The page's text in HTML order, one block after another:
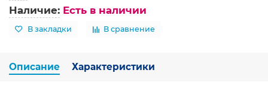
Наличие: Есть в наличии
В закладки В сравнение
Описание Характеристики